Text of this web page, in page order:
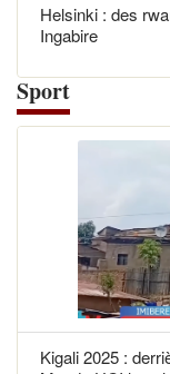
Helsinki : des
Ingabire
Sport
Kigali 2025 :